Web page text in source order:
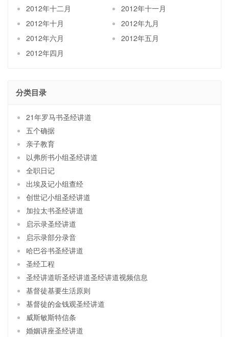
2012年十二月
2012年十一月
2012年十月
2012年九月
2012年六月
2012年五月
2012年四月
分类目录
21年罗马书圣经讲道
五个确据
亲子教育
以弗所书小组圣经讲道
全职日记
出埃及记小组查经
创世记小组圣经讲道
加拉太书圣经讲道
启示录圣经讲道
启示录部分录音
哈巴谷书圣经讲道
圣经工程
圣经讲道听圣经讲道圣经讲道视频信息
基督徒基要生活原则
基督徒的金钱观圣经讲道
威斯敏斯特信条
婚姻讲座圣经讲道